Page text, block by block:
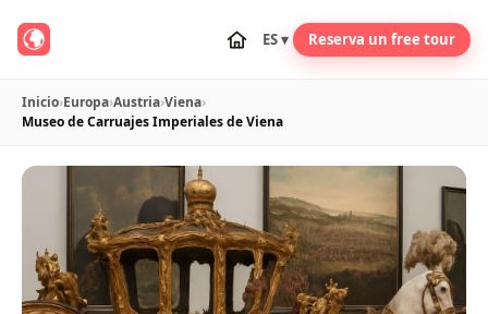
ES ▾ Reserva un free tour
Inicio›Europa›Austria›Viena›
Museo de Carruajes Imperiales de Viena